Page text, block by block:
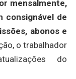
mensalmente,
consignável de
abonos e
o trabalhador
do